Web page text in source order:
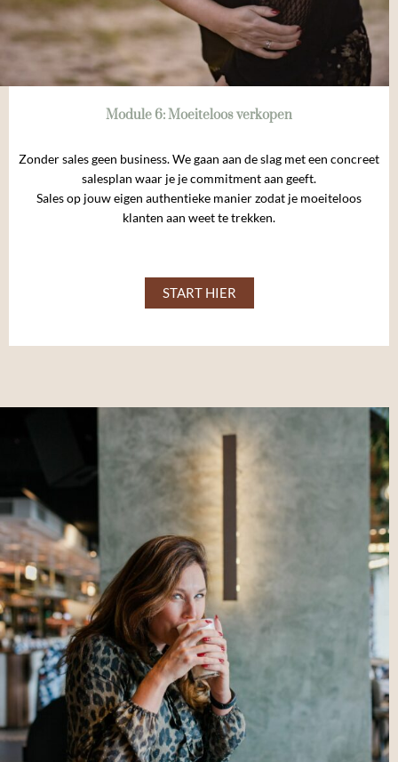
Module 6: Moeiteloos verkopen
Zonder sales geen business. We gaan aan de slag met een concreet
salesplan waar je je commitment aan geeft.
Sales op jouw eigen authentieke manier zodat je moeiteloos
klanten aan weet te trekken.
START HIER